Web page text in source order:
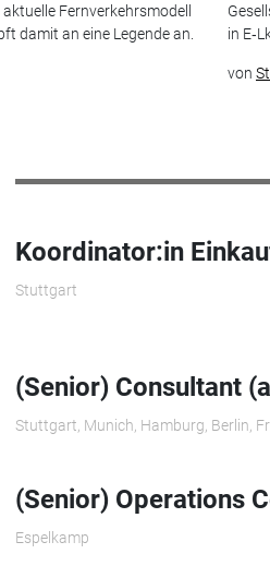
Fernverkehrsmodell
damit an eine Legende an.
in
von
Koordinator:in
Stuttgart
(Senior) Consultant
Stuttgart, Munich, Hamburg, Berlin,
(Senior) Operations
Espelkamp